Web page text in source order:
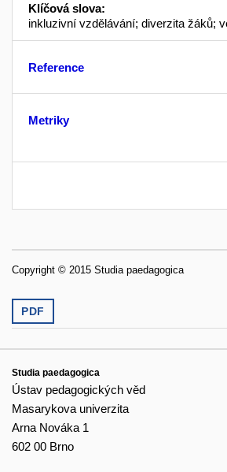
Klíčová slova:
inkluzivní vzdělávání; diverzita žáků;
Reference
Metriky
Copyright © 2015 Studia paedagogica
PDF
Studia paedagogica
Ústav pedagogických věd
Masarykova univerzita
Arna Nováka 1
602 00 Brno